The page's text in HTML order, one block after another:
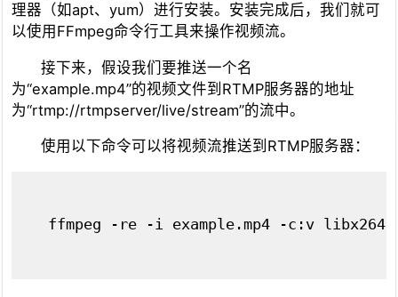
理器（如apt、yum）进行安装。安装完成后，我们就可
以使用FFmpeg命令行工具来操作视频流。
接下来，假设我们要推送一个名
为“example.mp4”的视频文件到RTMP服务器的地址
为“rtmp://rtmpserver/live/stream”的流中。
使用以下命令可以将视频流推送到RTMP服务器：
ffmpeg -re -i example.mp4 -c:v